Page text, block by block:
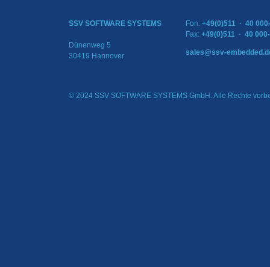
SSV SOFTWARE SYSTEMS
Dünenweg 5
30419 Hannover
Fon: +49(0)511 · 40
Fax: +49(0)511 · 40
sales@ssv-
© 2024 SSV SOFTWARE SYSTEMS GmbH. Alle Rechte